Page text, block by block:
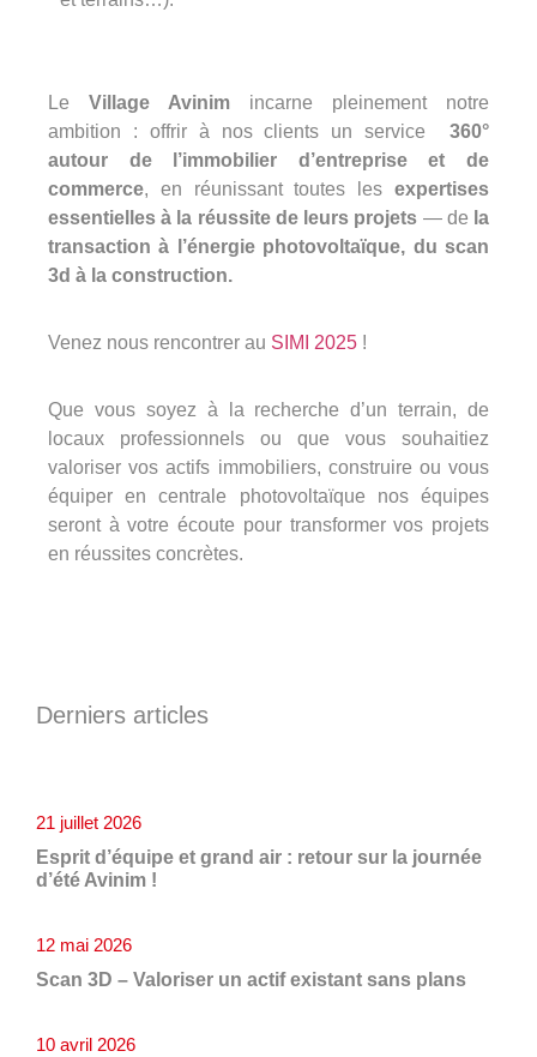
Le Village Avinim incarne pleinement notre
ambition : offrir à nos clients un service
360°
autour de l’immobilier d’entreprise et de
commerce, en réunissant toutes les expertises
essentielles à la réussite de leurs projets — de la
transaction à l’énergie photovoltaïque, du scan
3d à la construction.
Venez nous rencontrer au SIMI 2025 !
Que vous soyez à la recherche d’un terrain, de
locaux professionnels ou que vous souhaitiez
valoriser vos actifs immobiliers, construire ou vous
équiper en centrale photovoltaïque nos équipes
seront à votre écoute pour transformer vos projets
en réussites concrètes.
Derniers articles
Esprit d’équipe et grand air : retour sur la journée
d’été Avinim !
21 juillet 2026
Scan 3D – Valoriser un actif existant sans plans
12 mai 2026
10 avril 2026